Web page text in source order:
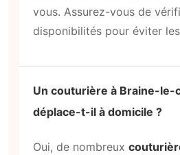
vous. Assurez-vous de
disponibilités pour éviter
Un couturière à Braine-le-
déplace-t-il à domicile ?
Oui, de nombreux